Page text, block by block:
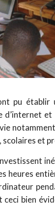
pu établir
et
scolaires et
heures
ceci bien